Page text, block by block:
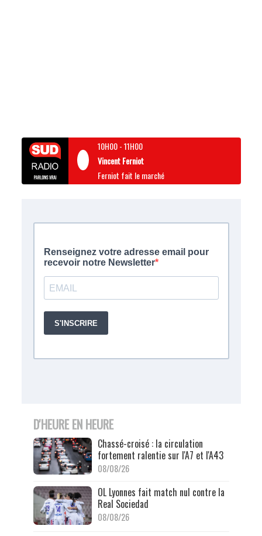
10H00-11H00
Vincent Ferniot
Ferniot fait le marché
D'HEURE EN HEURE
Chassé-croisé : la circulation
fortement ralentie sur l'A7 et l'A43
08/08/26
OL Lyonnes fait match nul contre la
Real Sociedad
08/08/26